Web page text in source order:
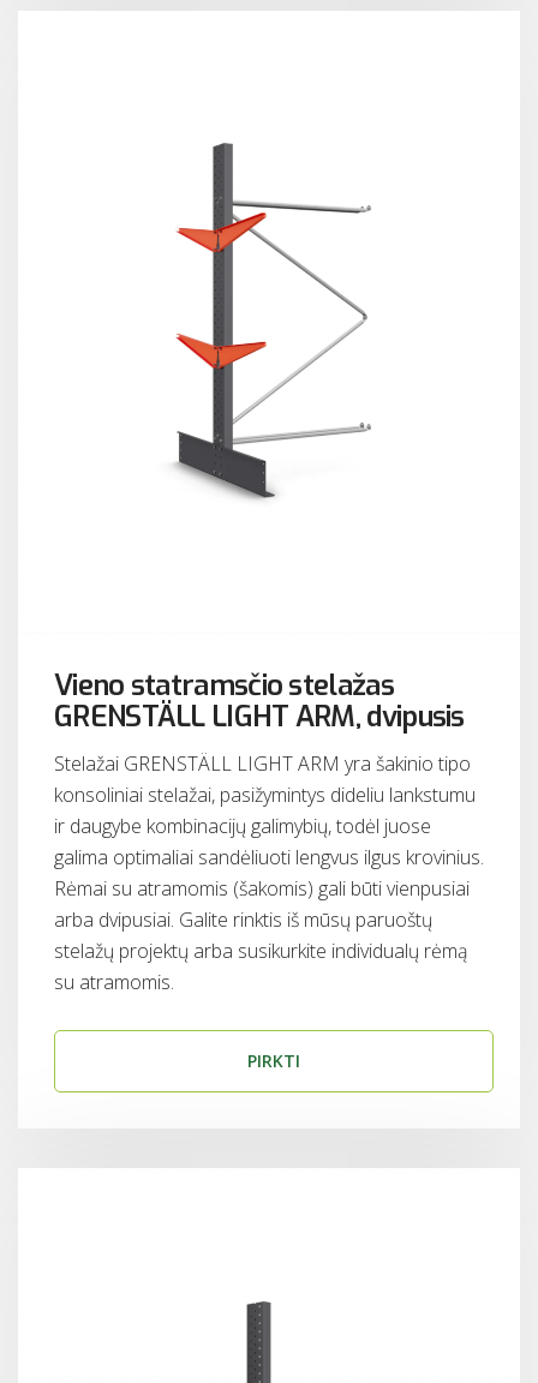
Vieno statramsčio stelažas
GRENSTÄLL LIGHT ARM, dvipusis
Stelažai GRENSTÄLL LIGHT ARM yra šakinio tipo
konsoliniai stelažai, pasižymintys dideliu lankstumu
ir daugybe kombinacijų galimybių, todėl juose
galima optimaliai sandėliuoti lengvus ilgus krovinius.
Rėmai su atramomis (šakomis) gali būti vienpusiai
arba dvipusiai. Galite rinktis iš mūsų paruoštų
stelažų projektų arba susikurkite individualų rėmą
su atramomis.
PIRKTI